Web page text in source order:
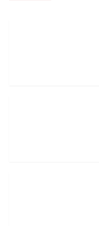
L’ingegnere